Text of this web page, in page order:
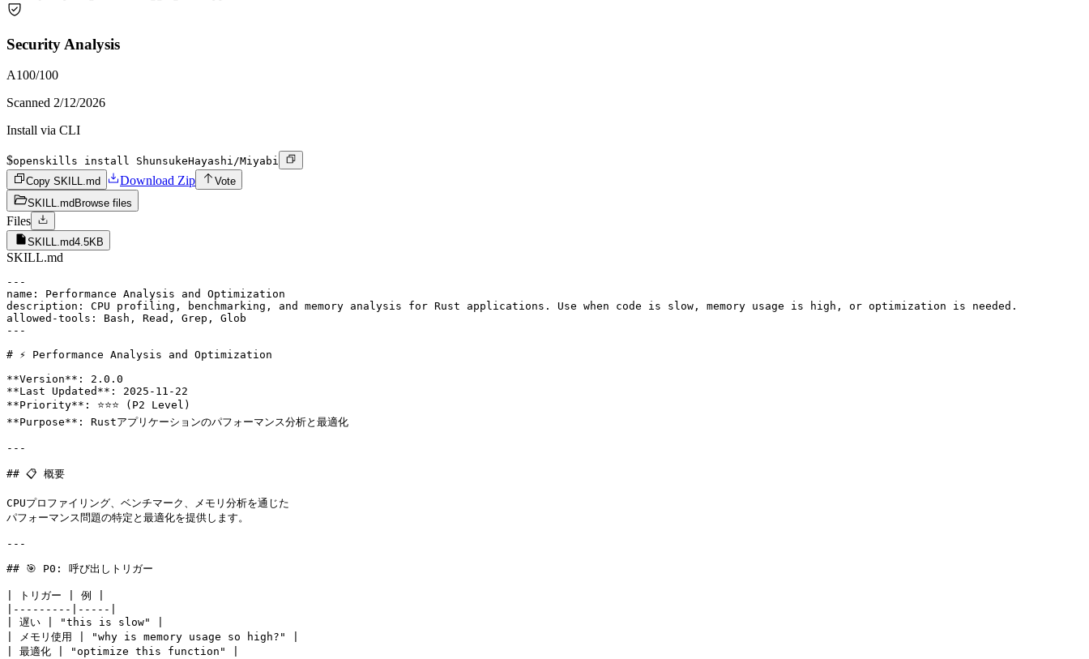
Security Analysis
A100/100
Scanned 2/12/2026
Install via CLI
$openskills install ShunsukeHayashi/Miyabi
Copy SKILL.md
Download Zip
Vote
SKILL.md Browse files
Files
SKILL.md4.5KB
SKILL.md
---
name: Performance Analysis and Optimization
description: CPU profiling, benchmarking, and memory analysis for Rust applications. Use when code is slow, memory usage is high, or optimization is needed.
allowed-tools: Bash, Read, Grep, Glob
---
# ⚡ Performance Analysis and Optimization
**Version**: 2.0.0
**Last Updated**: 2025-11-22
**Priority**: ⭐⭐⭐ (P2 Level)
**Purpose**: Rustアプリケーションのパフォーマンス分析と最適化
---
## 📋 概要
CPUプロファイリング、ベンチマーク、メモリ分析を通じた
パフォーマンス問題の特定と最適化を提供します。
---
## 🎯 P0: 呼び出しトリガー
| トリガー | 例 |
|---------|-----|
| 遅い | "this is slow" |
| メモリ使用 | "why is memory usage so high?" |
| 最適化 | "optimize this function" |